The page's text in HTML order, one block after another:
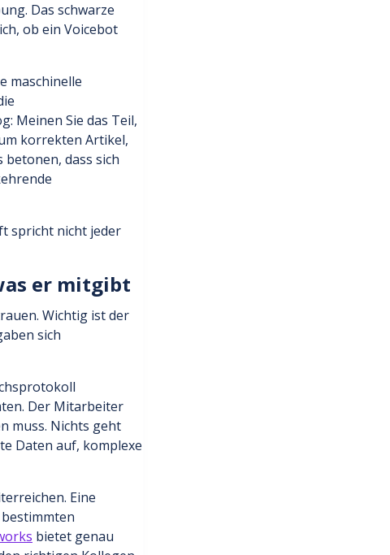
Das schwarze
ob ein Voicebot
maschinelle
Meinen Sie das Teil,
korrekten Artikel,
dass sich
spricht nicht jeder
er mitgibt
Wichtig ist der
sich
Der Mitarbeiter
muss. Nichts geht
Daten auf, komplexe
Eine
bietet genau